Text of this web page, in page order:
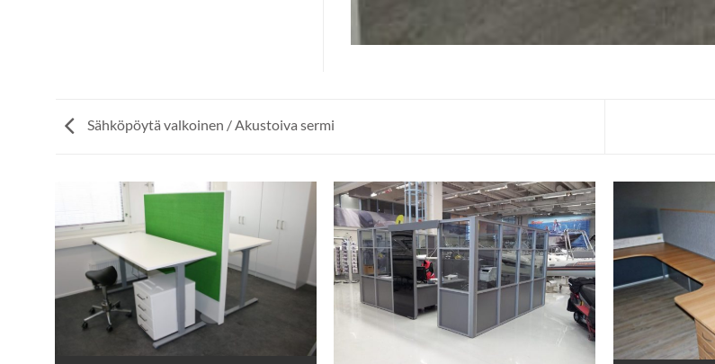
Sähköpöytä valkoinen / Akustoiva sermi